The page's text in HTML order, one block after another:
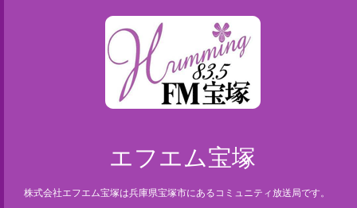
エフエム宝塚
株式会社エフエム宝塚は兵庫県宝塚市にあるコミュニティ放送局です。